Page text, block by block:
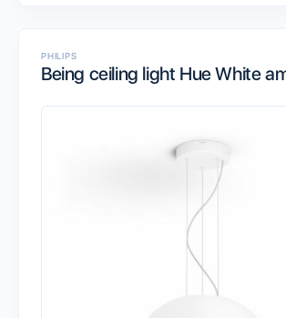
PHILIPS
Being ceiling light Hue White